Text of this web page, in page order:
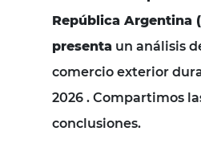
República Argentina (
presenta un análisis
comercio exterior
2026 . Compartimos
conclusiones.